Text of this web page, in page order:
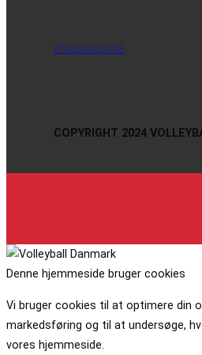
Privatlivspolitik
COPYRIGHT 2024
Denne hjemmeside bruger cookies
Vi bruger cookies til at optimere din
markedsføring og til at undersøge,
vores hjemmeside.